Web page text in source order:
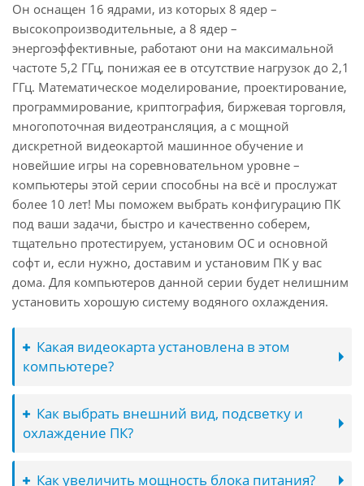
Он оснащен 16 ядрами, из которых 8 ядер –
высокопроизводительные, а 8 ядер –
энергоэффективные, работают они на максимальной
частоте 5,2 ГГц, понижая ее в отсутствие нагрузок до 2,1
ГГц. Математическое моделирование, проектирование,
программирование, криптография, биржевая торговля,
многопоточная видеотрансляция, а с мощной
дискретной видеокартой машинное обучение и
новейшие игры на соревновательном уровне –
компьютеры этой серии способны на всё и прослужат
более 10 лет! Мы поможем выбрать конфигурацию ПК
под ваши задачи, быстро и качественно соберем,
тщательно протестируем, установим ОС и основной
софт и, если нужно, доставим и установим ПК у вас
дома. Для компьютеров данной серии будет нелишним
установить хорошую систему водяного охлаждения.
Какая видеокарта установлена в этом
компьютере?
Как выбрать внешний вид, подсветку и
охлаждение ПК?
Как увеличить мощность блока питания?